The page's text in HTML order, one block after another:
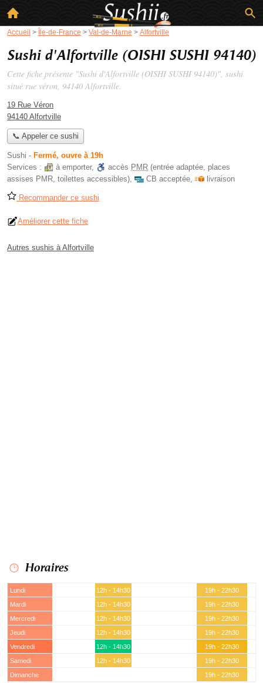
Accueil > Île-de-France > Val-de-Marne > Alfortville
Sushi d'Alfortville (OISHI SUSHI 94140)
Cette fiche présente "Sushi d'Alfortville (OISHI SUSHI 94140)", sushi
situé rue véron, 94140 Alfortville.
19 Rue Véron
94140 Alfortville
📞 Appeler ce sushi
Sushi - Fermé, ouvre à 19h
Services :
à emporter, accès PMR (entrée adaptée, places
assises PMR, toilettes accessibles), CB acceptée, livraison
Recommander ce sushi
Améliorer cette fiche
Autres sushis à Alfortville
Horaires
Lundi 12h - 14h30
19h - 22h30
Mardi
12h - 14h30
19h - 22h30
Mercredi
12h - 14h30
19h - 22h30
Jeudi
12h - 14h30
19h - 22h30
Vendredi
12h - 14h30
19h - 22h30
Samedi
12h - 14h30
19h - 22h30
Dimanche
19h - 22h30